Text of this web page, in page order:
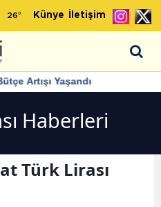
26° Künye İletişim
Artışı Yaşandı
Haberleri
Türk Lirası